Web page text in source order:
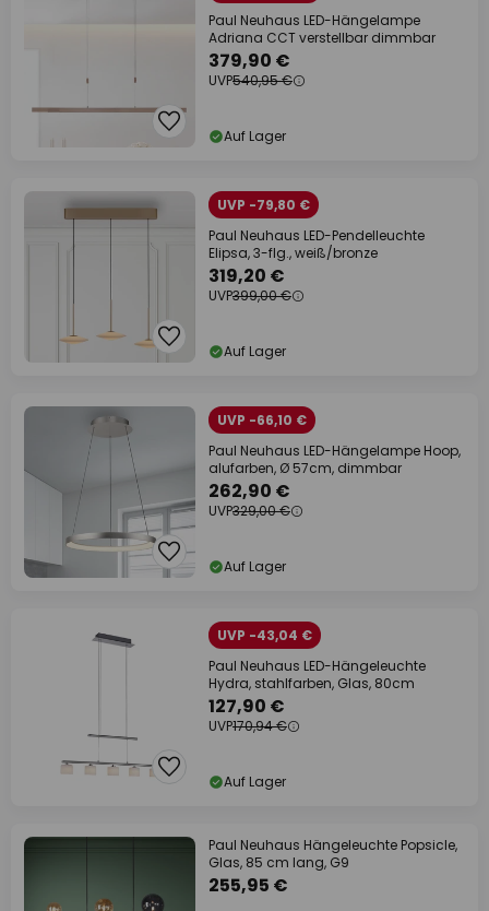
Paul Neuhaus LED-Hängelampe
Adriana CCT verstellbar dimmbar
379,90 €
UVP540,95 €
Auf Lager
UVP -79,80 €
Paul Neuhaus LED-Pendelleuchte
Elipsa, 3-flg., weiß/bronze
319,20 €
UVP399,00 €
Auf Lager
UVP -66,10 €
Paul Neuhaus LED-Hängelampe Hoop,
alufarben, Ø 57cm, dimmbar
262,90 €
UVP329,00 €
Auf Lager
UVP -43,04 €
Paul Neuhaus LED-Hängeleuchte
Hydra, stahlfarben, Glas, 80cm
127,90 €
UVP170,94 €
Auf Lager
Paul Neuhaus Hängeleuchte Popsicle,
Glas, 85 cm lang, G9
255,95 €